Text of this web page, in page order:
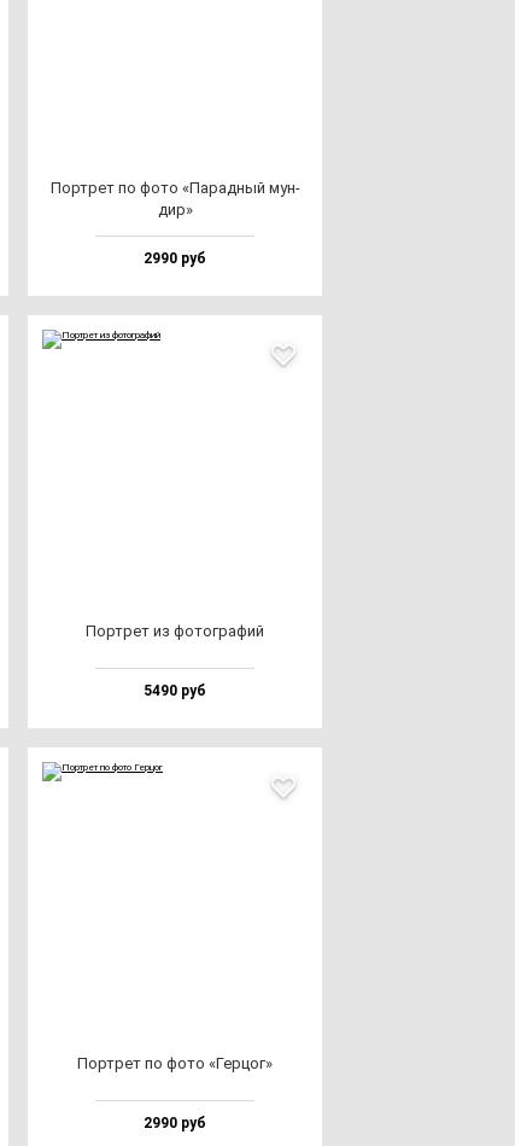
Пор­трет по фо­то «Парад­ный мун­
дир»
2990 руб
Пор­трет из фо­тог­ра­фий
5490 руб
Пор­трет по фо­то «Гер­цог»
2990 руб